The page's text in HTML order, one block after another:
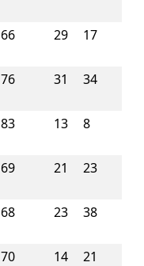
66 29 17
76 31 34
83 13 8
69 21 23
68 23 38
70 14 21